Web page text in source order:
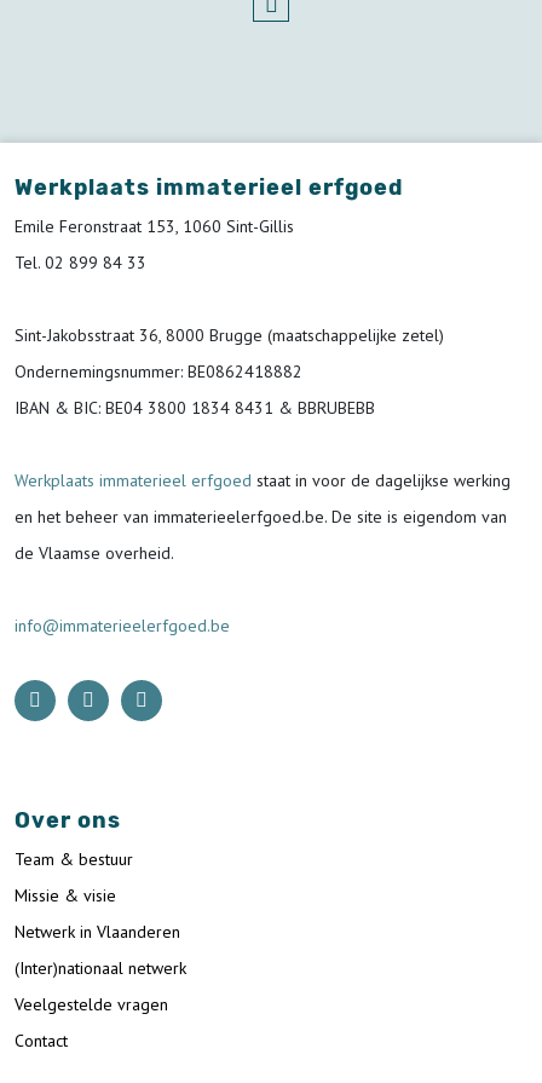
Werkplaats immaterieel erfgoed
Emile Feronstraat 153, 1060 Sint-Gillis
Tel. 02 899 84 33
Sint-Jakobsstraat 36, 8000 Brugge (maatschappelijke zetel)
Ondernemingsnummer: BE0862418882
IBAN & BIC: BE04 3800 1834 8431 & BBRUBEBB
Werkplaats immaterieel erfgoed staat in voor de dagelijkse werking
en het beheer van immaterieelerfgoed.be. De site is eigendom van
de Vlaamse overheid.
info@immaterieelerfgoed.be
Over ons
Team & bestuur
Missie & visie
Netwerk in Vlaanderen
(Inter)nationaal netwerk
Veelgestelde vragen
Contact